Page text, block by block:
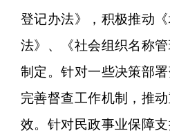
登记办法》，积极推动
法》、《社会组织名称
制定。针对一些决策部
完善督查工作机制，推
效。针对民政事业保障